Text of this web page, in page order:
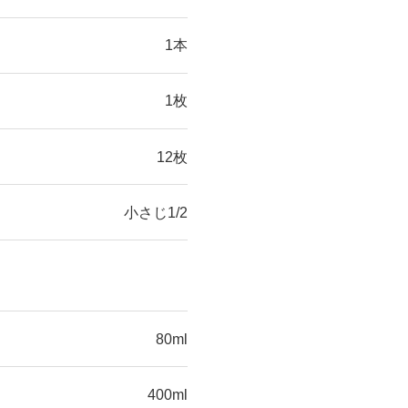
1本
1枚
12枚
小さじ1/2
80ml
400ml